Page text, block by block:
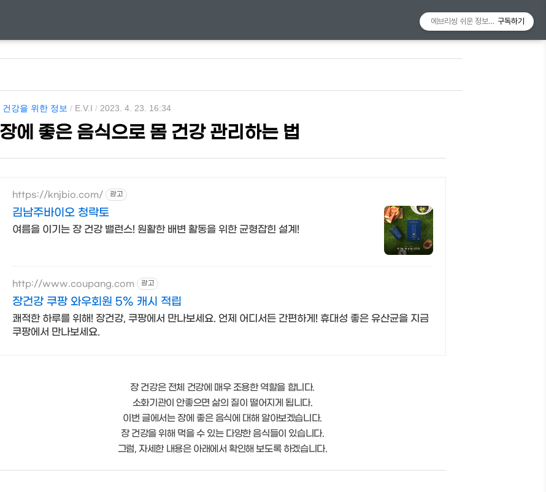
건강을 위한 정보 / E.V.I / 2023. 4. 23. 16:34
장에 좋은 음식으로 몸 건강 관리하는 법
https://knjbio.com/ 광고
김남주바이오 청락토
여름을 이기는 장 건강 밸런스! 원활한 배변 활동을 위한 균형잡힌 설계!
http://www.coupang.com 광고
장건강 쿠팡 와우회원 5% 캐시 적립
쾌적한 하루를 위해! 장건강, 쿠팡에서 만나보세요. 언제 어디서든 간편하게! 휴대성 좋은 유산균을 지금
쿠팡에서 만나보세요.
장 건강은 전체 건강에 매우 조용한 역할을 합니다.
소화기관이 안좋으면 삶의 질이 떨어지게 됩니다.
이번 글에서는 장에 좋은 음식에 대해 알아보겠습니다.
장 건강을 위해 먹을 수 있는 다양한 음식들이 있습니다.
그럼, 자세한 내용은 아래에서 확인해 보도록 하겠습니다.
에브리씽 쉬운 정보알리미구독하기